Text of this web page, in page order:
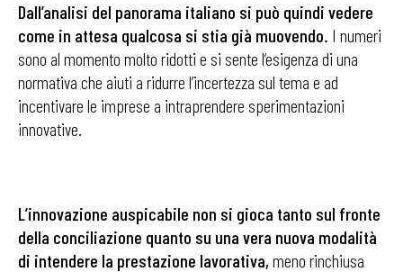
Dall’analisi del panorama italiano si può quindi vedere
come in attesa qualcosa si stia già muovendo. I numeri
sono al momento molto ridotti e si sente l’esigenza di una
normativa che aiuti a ridurre l’incertezza sul tema e ad
incentivare le imprese a intraprendere sperimentazioni
innovative.
L’innovazione auspicabile non si gioca tanto sul fronte
della conciliazione quanto su una vera nuova modalità
di intendere la prestazione lavorativa, meno rinchiusa